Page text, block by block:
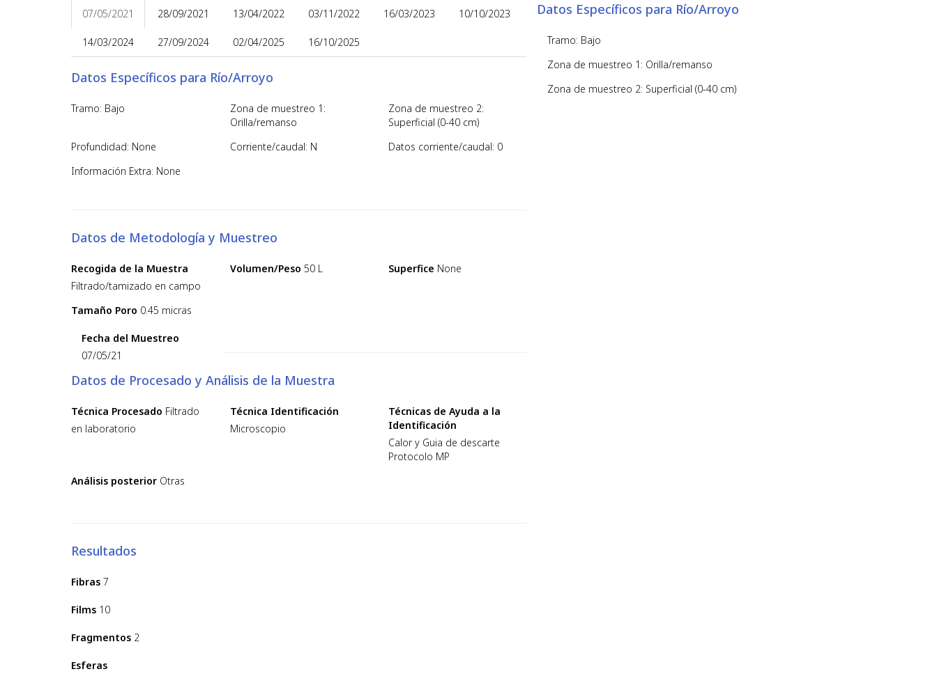
07/05/2021 28/09/2021 13/04/2022 03/11/2022 16/03/2023 10/10/2023
14/03/2024 27/09/2024 02/04/2025 16/10/2025
Datos Específicos para Río/Arroyo
Tramo: Bajo
Zona de muestreo 1:
Orilla/remanso
Zona de muestreo 2:
Superficial (0-40 cm)
Profundidad: None
Corriente/caudal: N
Datos corriente/caudal: 0
Información Extra: None
Datos de Metodología y Muestreo
Recogida de la Muestra
Filtrado/tamizado en campo
Volumen/Peso 50 L Superfice None
Tamaño Poro 0.45 micras
Fecha del Muestreo
07/05/21
Datos de Procesado y Análisis de la Muestra
Técnica Procesado Filtrado
en laboratorio
Técnica Identificación
Microscopio
Técnicas de Ayuda a la
Identificación
Calor y Guia de descarte
Protocolo MP
Análisis posterior Otras
Resultados
Fibras 7
Films 10
Fragmentos 2
Esferas
Datos Específicos para Río/Arroyo
Tramo: Bajo
Zona de muestreo 1: Orilla/remanso
Zona de muestreo 2: Superficial (0-40 cm)